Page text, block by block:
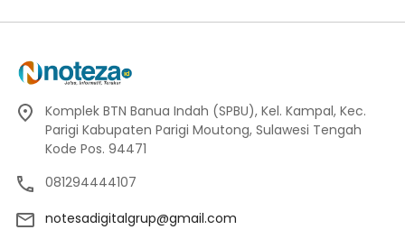
Komplek BTN Banua Indah (SPBU), Kel. Kampal, Kec.
Parigi Kabupaten Parigi Moutong, Sulawesi Tengah
Kode Pos. 94471
081294444107
notesadigitalgrup@gmail.com